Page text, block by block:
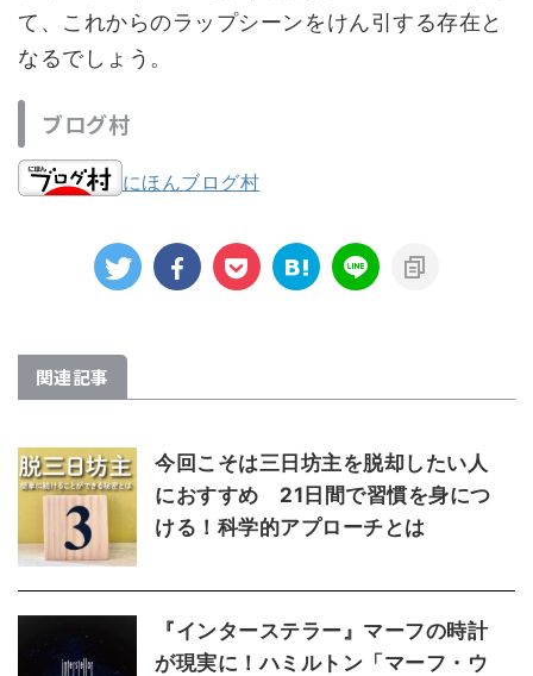
て、これからのラップシーンをけん引する存在と
なるでしょう。
ブログ村
にほんブログ村
関連記事
今回こそは三日坊主を脱却したい人
におすすめ 21日間で習慣を身につ
ける！科学的アプローチとは
『インターステラー』マーフの時計
が現実に！ハミルトン「マーフ・ウ